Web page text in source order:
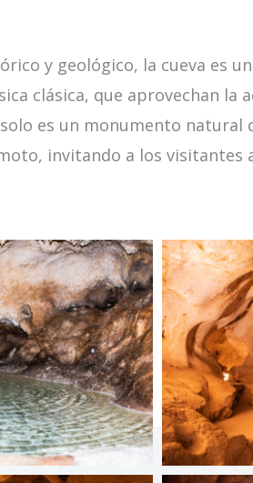
y geológico, la cueva es
clásica, que aprovechan la
solo es un monumento
invitando a los visitantes